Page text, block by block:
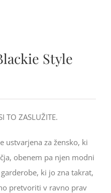
Style
TO ZASLUŽITE.
ustvarjena za žensko, ki
obenem pa njen modni
ki jo zna takrat,
pretvoriti v ravno prav